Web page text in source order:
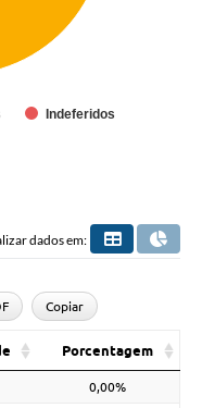
Indeferidos
dados em:
Copiar
Porcentagem
0,00%